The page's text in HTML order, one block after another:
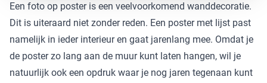
Een foto op posteris een veelvoorkomend wanddecoratie.
Dit is uiteraard niet zonder reden. Een poster met lijst past
namelijk in ieder interieur en gaat jarenlang mee. Omdat je
de poster zo lang aan de muur kunt laten hangen, wil je
natuurlijk ook een opdruk waar je nog jaren tegenaan kunt